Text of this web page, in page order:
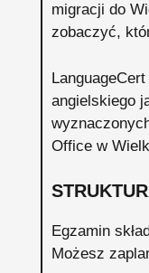
migracji do
zobaczyć,
angielskiego
Office w
Egzamin
Możesz